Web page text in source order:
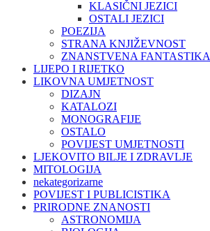
KLASIČNI JEZICI
OSTALI JEZICI
POEZIJA
STRANA KNJIŽEVNOST
ZNANSTVENA FANTASTIKA
LIJEPO I RIJETKO
LIKOVNA UMJETNOST
DIZAJN
KATALOZI
MONOGRAFIJE
OSTALO
POVIJEST UMJETNOSTI
LJEKOVITO BILJE I ZDRAVLJE
MITOLOGIJA
nekategorizarne
POVIJEST I PUBLICISTIKA
PRIRODNE ZNANOSTI
ASTRONOMIJA